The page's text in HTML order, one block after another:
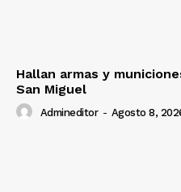
Hallan armas y
San Miguel
Admineditor - Agosto 8,